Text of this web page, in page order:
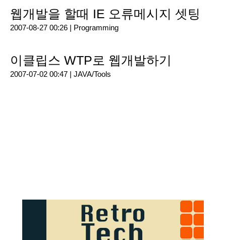
웹개발을 할때 IE 오류메시지 셋팅
2007-08-27 00:26 | Programming
이클립스 WTP로 웹개발하기
2007-07-02 00:47 | JAVA/Tools